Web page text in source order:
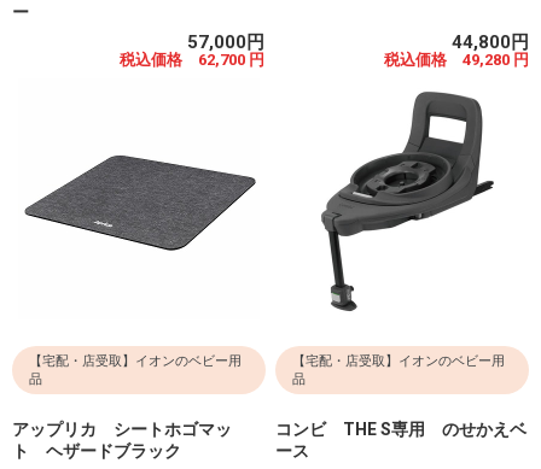
ー
57,000円
税込価格 62,700 円
44,800円
税込価格 49,280 円
【宅配・店受取】イオンのベビー用
品
アップリカ シートホゴマッ
ト ヘザードブラック
【宅配・店受取】イオンのベビー用
品
コンビ THE S専用 のせかえベ
ース